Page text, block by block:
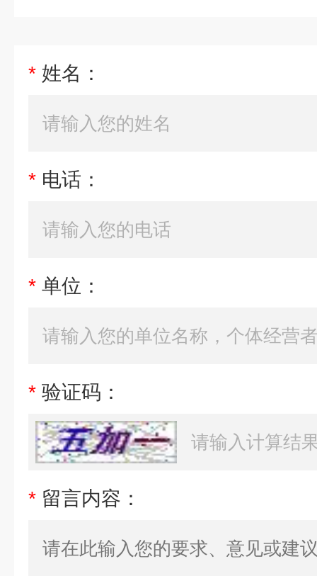
* 姓名：
* 电话：
* 单位：
* 验证码：
* 留言内容：